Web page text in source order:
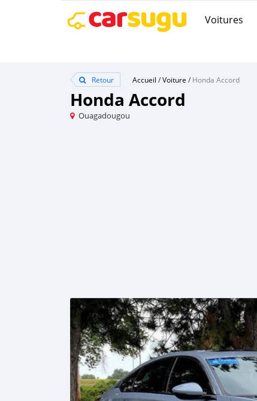
Voitures
Retour Accueil /Voiture /Honda Accord
Honda Accord
Ouagadougou